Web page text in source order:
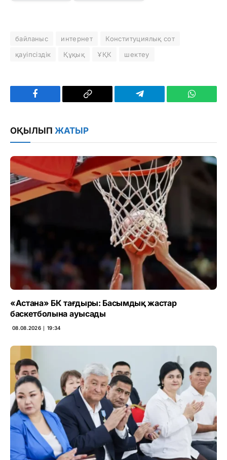
байланыс интернет
Конституциялық сот
қауіпсіздік
Құқық ҰҚК шектеу
Facebook
Copy
Telegram
ОҚЫЛЫП ЖАТЫР
«Астана» БК тағдыры: Басымдық жастар
баскетболына ауысады
08.08.2026 ∣ 19:34